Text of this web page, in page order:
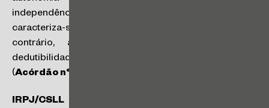
independência que, no plano da contabilidade,
caracteriza-se como regime de competência. Caso
contrário, a despesa não será passível de
dedutibilidade para fins de cálculo do IRPJ e da CSLL.
(Acórdão n° 1402-006.943
IRPJ/CSLL – Necessidade de comprovação da